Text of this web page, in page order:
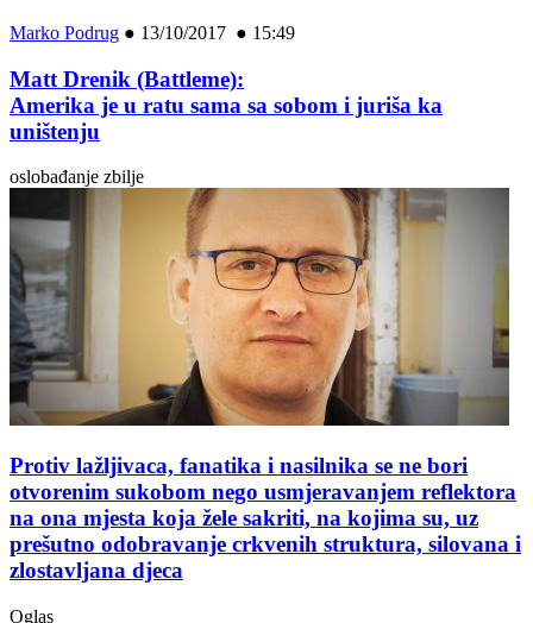
Marko Podrug ● 13/10/2017 ● 15:49
Matt Drenik (Battleme):
Amerika je u ratu sama sa sobom i juriša ka
uništenju
oslobađanje zbilje
Protiv lažljivaca, fanatika i nasilnika se ne bori
otvorenim sukobom nego usmjeravanjem reflektora
na ona mjesta koja žele sakriti, na kojima su, uz
prešutno odobravanje crkvenih struktura, silovana i
zlostavljana djeca
Oglas